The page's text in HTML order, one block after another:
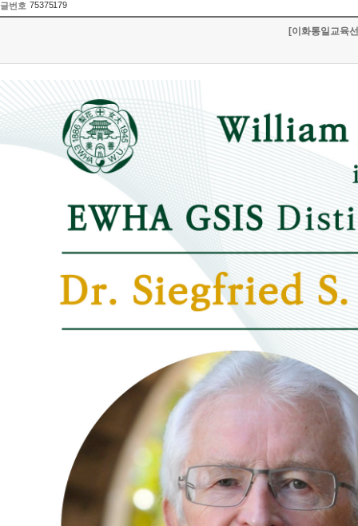
글번호 75375179
[이화통일교육